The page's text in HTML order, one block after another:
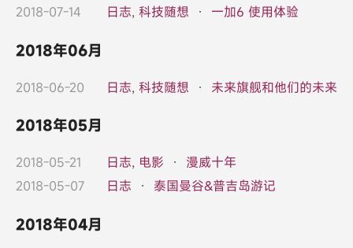
2018-07-14 日志, 科技随想 · 一加6 使用体验
2018年06月
2018-06-20 日志, 科技随想 · 未来旗舰和他们的未来
2018年05月
2018-05-21 日志, 电影 · 漫威十年
2018-05-07
日志 · 泰国曼谷&普吉岛游记
2018年04月